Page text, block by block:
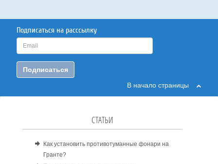
Подписаться на расссылку
Подписаться
В начало страницы
СТАТЬИ
Как установить противотуманные фонари на
Гранте?